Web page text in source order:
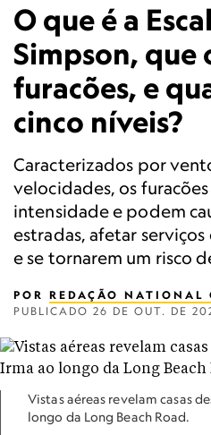
O que é a
Simpson, que
furacões, e
cinco níveis?
Caracterizados por
velocidades, os
intensidade e podem
estradas, afetar
e se tornarem um risco
POR REDAÇÃO NATIONAL
PUBLICADO 26 DE OUT. DE
Vistas aéreas revelam casas
longo da Long Beach Road.